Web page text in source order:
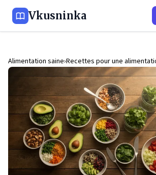
Vkusninka
Alimentation saine Recettes pour une